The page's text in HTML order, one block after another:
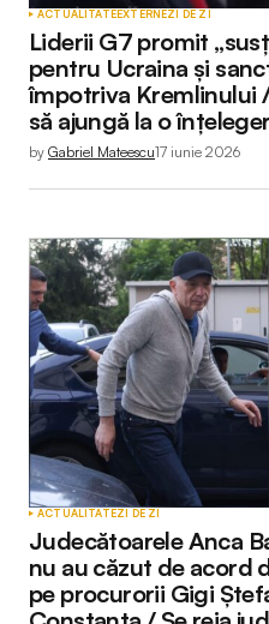
ACTUALITATEEXTERNEZI DE ZI
Liderii G7 promit
pentru Ucraina și
împotriva Kremlinului
să ajungă la o
by Gabriel Mateescu17 iunie 2026
ACTUALITATEZI DE ZI
Judecătoarele Anca
nu au căzut de acord
pe procurorii Gigi